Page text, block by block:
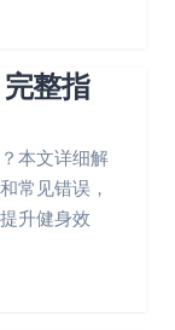
整指
本文详细解
常见错误，
升健身效